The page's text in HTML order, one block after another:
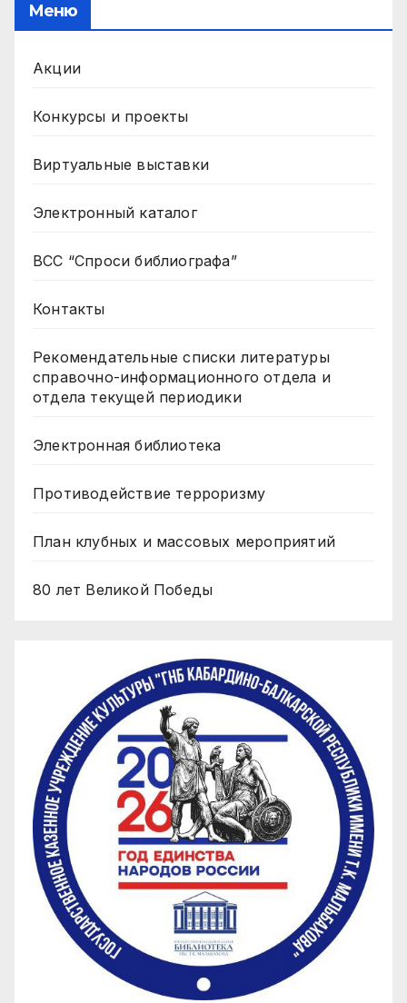
Меню
Акции
Конкурсы и проекты
Виртуальные выставки
Электронный каталог
ВСС “Спроси библиографа”
Контакты
Рекомендательные списки литературы
справочно-информационного отдела и
отдела текущей периодики
Электронная библиотека
Противодействие терроризму
План клубных и массовых мероприятий
80 лет Великой Победы